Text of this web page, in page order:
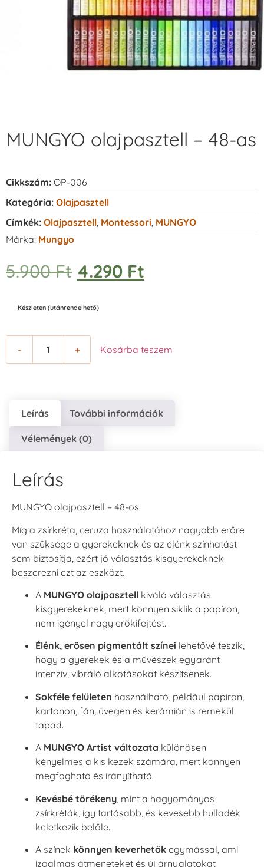
MUNGYO olajpasztell – 48-as
Cikkszám: OP-006
Kategória: Olajpasztell
Címkék: Olajpasztell Montessori MUNGYO
Márka: Mungyo
5.900Ft 4.290 Ft
Készleten (utánrendelhető)
- + Kosárba teszem
Leírás További információk
Vélemények (0)
Leírás
MUNGYO olajpasztell – 48-os
Míg a zsírkréta, ceruza használatához nagyobb erőre
van szüksége a gyerekeknek és az élénk színhatást
sem biztosítja, ezért jó választás kisgyerekeknek
beszerezni ezt az eszközt.
A MUNGYO olajpasztell kiváló választás
kisgyerekeknek, mert könnyen siklik a papíron,
nem igényel nagy erőkifejtést.
Élénk, erősen pigmentált színei lehetővé teszik,
hogy a gyerekek és a művészek egyaránt
intenzív, vibráló alkotásokat készítsenek.
Sokféle felületen használható, például papíron,
kartonon, fán, üvegen és kerámián is remekül
tapad.
A MUNGYO Artist változata különösen
kényelmes a kis kezek számára, mert könnyen
megfogható és irányítható.
Kevésbé törékeny , mint a hagyományos
zsírkréták, így tartósabb, és kevesebb hulladék
keletkezik belőle.
A színek könnyen keverhetők egymással, ami
izgalmas átmeneteket és új árnyalatokat